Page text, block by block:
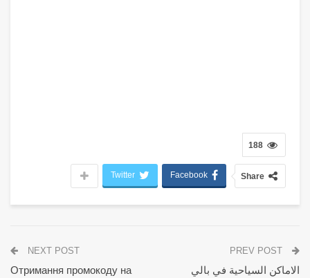
188
Share
Facebook
Twitter
الاماكن السياحية في بالي
NEXT POST
Отримання промокоду на